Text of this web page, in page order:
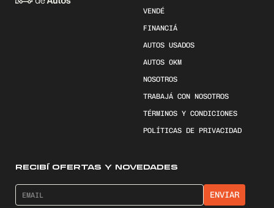
VENDÉ
FINANCIÁ
AUTOS USADOS
AUTOS 0KM
NOSOTROS
TRABAJÁ CON NOSOTROS
TÉRMINOS Y CONDICIONES
POLÍTICAS DE PRIVACIDAD
RECIBÍ OFERTAS Y NOVEDADES